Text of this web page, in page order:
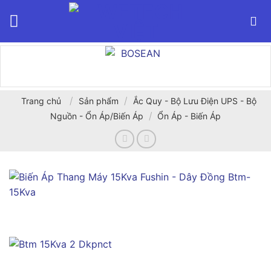
Trang chủ / Sản phẩm /
Ắc Quy - Bộ Lưu Điện UPS - Bộ
Nguồn - Ổn Áp/Biến Áp
/ Ổn Áp - Biến Áp